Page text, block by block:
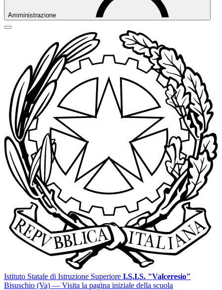
Amministrazione
Istituto Statale di Istruzione Superiore I.S.I.S. "Valceresio"
Bisuschio (Va) — Visita la pagina iniziale della scuola